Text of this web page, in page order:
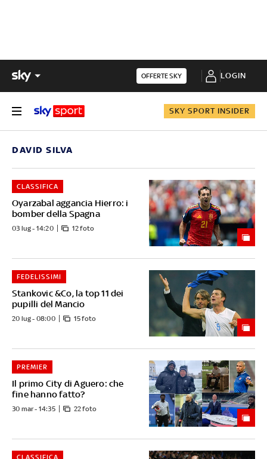
OFFERTE SKY LOGIN
SKY SPORT INSIDER
DAVID SILVA
Oyarzabal aggancia Hierro: i
bomber della Spagna
CLASSIFICA
03 lug - 14:20 12 foto
Stankovic &Co, la top 11 dei
pupilli del Mancio
FEDELISSIMI
20 lug - 08:00 15 foto
Il primo City di Aguero: che
fine hanno fatto?
PREMIER
30 mar - 14:35 22 foto